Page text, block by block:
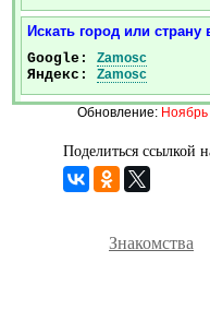
Искать город или страну
Google: Zamosc
Яндекс: Zamosc
Обновление:
Поделиться ссылкой
Знакомства